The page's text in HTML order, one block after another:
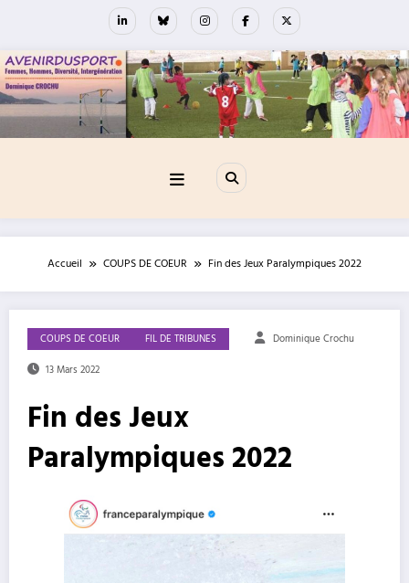
Accueil COUPS DE COEUR Fin des Jeux Paralympiques 2022
COUPS DE COEUR FIL DE TRIBUNES Dominique Crochu
13 Mars 2022
Fin des Jeux
Paralympiques 2022